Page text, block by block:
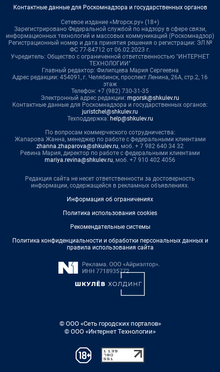
Контактные данные для Роскомнадзора и государственных органов
Сетевое издание «Мгорск.ру» (18+)
Зарегистрировано Федеральной службой по надзору в сфере связи,
информационных технологий и массовых коммуникаций (Роскомнадзор)
Регистрационный номер и дата принятия решения о регистрации: ЭЛ №
ФС 77-84712 от 06.02.2023 г.
Учредитель: Общество с ограниченной ответственностью "ИНТЕРНЕТ
ТЕХНОЛОГИИ"
Главный редактор: Филипцева Мария Сергеевна
Адрес редакции: 454091, г. Челябинск, проспект Ленина, 26А, стр.2, 16
этаж
Телефон: +7 (982) 730-31-35
Электронный адрес редакции: mgorsk@shkulev.ru
Контактные данные для Роскомнадзора и государственных органов:
juristchel@shkulev.ru
Техподдержка: help@shkulev.ru
По вопросам коммерческого сотрудничества:
Жапарова Жанна, менеджер по работе с федеральными клиентами
zhanna.zhaparova@shkulev.ru, моб. + 7 982 640 34 32
Ревина Мария, директор по работе с федеральными клиентами
mariya.revina@shkulev.ru, моб. +7 910 402 4056
Редакция сайта не несет ответственности за достоверность
информации, содержащейся в рекламных объявлениях.
Информация об ограничениях
Политика использования cookies
Рекомендательные системы
Политика конфиденциальности и обработки персональных данных и
правила использования сайта
© ООО «Сеть городских порталов»
© ООО «Интернет Технологии»